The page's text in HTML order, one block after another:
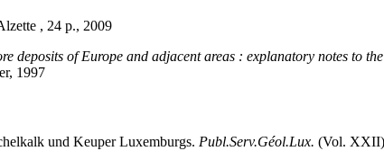
, 24 p., 2009
deposits of Europe and adjacent areas : explanatory notes to
1997
und Keuper Luxemburgs. Publ.Serv.Géol.Lux. (Vol.